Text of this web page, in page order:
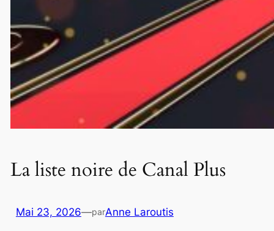
La liste noire de Canal Plus
Mai 23, 2026—parAnne Laroutis